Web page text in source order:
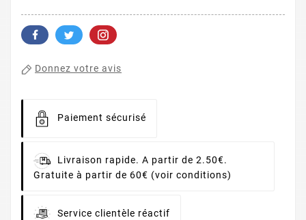
Donnez votre avis
Paiement sécurisé
Livraison rapide. A partir de 2.50€.
Gratuite à partir de 60€ (voir conditions)
Service clientèle réactif